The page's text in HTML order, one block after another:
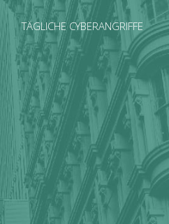
TÄGLICHE CYBERANGRIFFE